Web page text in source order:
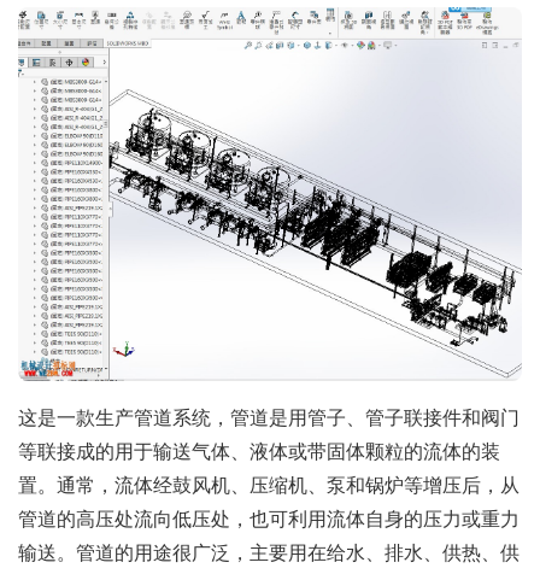
这是一款生产管道系统，管道是用管子、管子联接件和阀门
等联接成的用于输送气体、液体或带固体颗粒的流体的装
置。通常，流体经鼓风机、压缩机、泵和锅炉等增压后，从
管道的高压处流向低压处，也可利用流体自身的压力或重力
输送。管道的用途很广泛，主要用在给水、排水、供热、供